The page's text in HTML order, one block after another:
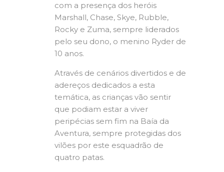
com a presença dos heróis
Marshall, Chase, Skye, Rubble,
Rocky e Zuma, sempre liderados
pelo seu dono, o menino Ryder de
10 anos.
Através de cenários divertidos e de
adereços dedicados a esta
temática, as crianças vão sentir
que podiam estar a viver
peripécias sem fim na Baía da
Aventura, sempre protegidas dos
vilões por este esquadrão de
quatro patas.